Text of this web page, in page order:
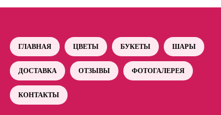
ГЛАВНАЯ ЦВЕТЫ БУКЕТЫ ШАРЫ
ДОСТАВКА ОТЗЫВЫ ФОТОГАЛЕРЕЯ
КОНТАКТЫ